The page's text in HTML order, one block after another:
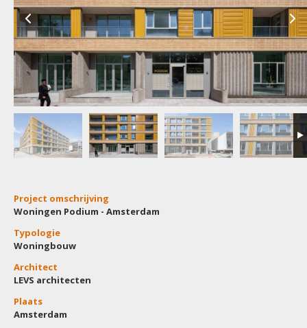
Project omschrijving
Woningen Podium - Amsterdam
Typologie
Woningbouw
Architect
LEVS architecten
Plaats
Amsterdam